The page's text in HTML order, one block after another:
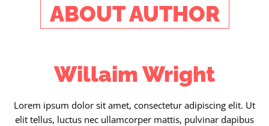
ABOUT AUTHOR
Willaim Wright
Lorem ipsum dolor sit amet, consectetur adipiscing elit. Ut
elit tellus, luctus nec ullamcorper mattis, pulvinar dapibus